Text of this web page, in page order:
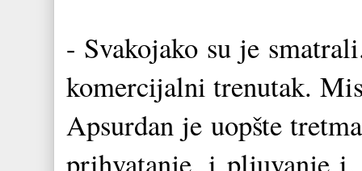
- Svakojako su je
komercijalni trenutak.
Apsurdan je uopšte
prihvatanje, i pljuvanje i,